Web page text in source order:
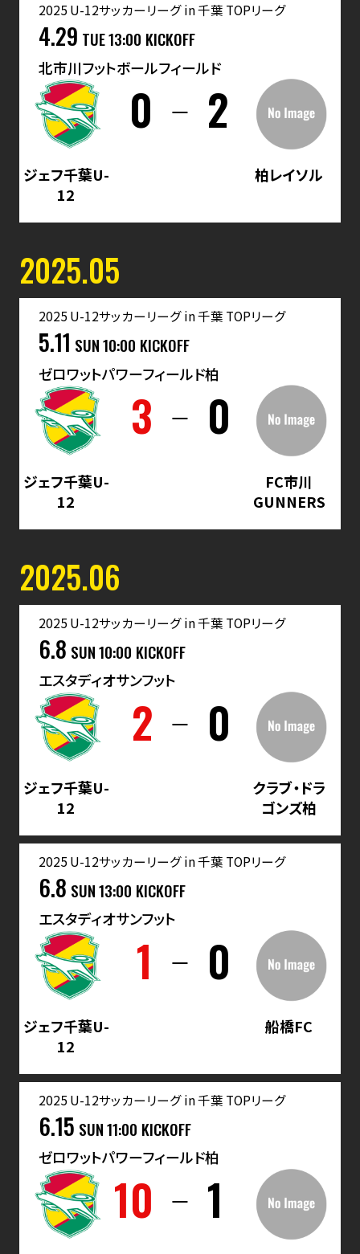
2025 U-12サッカーリーグ in 千葉 TOPリーグ
4.29 TUE13:00 KICKOFF
北市川フットボールフィールド
ジェフ千葉U-
12
0 2
柏レイソル
2025.05
2025 U-12サッカーリーグ in 千葉 TOPリーグ
5.11 SUN10:00 KICKOFF
ゼロワットパワーフィールド柏
ジェフ千葉U-
12
3 0
FC市川
GUNNERS
2025.06
2025 U-12サッカーリーグ in 千葉 TOPリーグ
6.8 SUN10:00 KICKOFF
エスタディオサンフット
ジェフ千葉U-
12
2 0
クラブ・ドラ
ゴンズ柏
2025 U-12サッカーリーグ in 千葉 TOPリーグ
6.8 SUN13:00 KICKOFF
エスタディオサンフット
ジェフ千葉U-
12
1 0
船橋FC
2025 U-12サッカーリーグ in 千葉 TOPリーグ
6.15 SUN11:00 KICKOFF
ゼロワットパワーフィールド柏
10 1